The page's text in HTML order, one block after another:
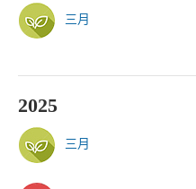
三月
2025
三月